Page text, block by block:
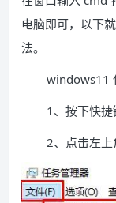
电脑即可，以下
法。
windows11
1、按下快
2、点击左上